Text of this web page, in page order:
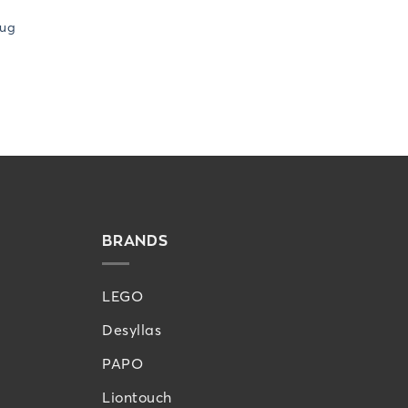
BRANDS
LEGO
Desyllas
PAPO
Liontouch